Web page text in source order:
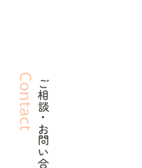
ご相談・お問い合わせ
Contact